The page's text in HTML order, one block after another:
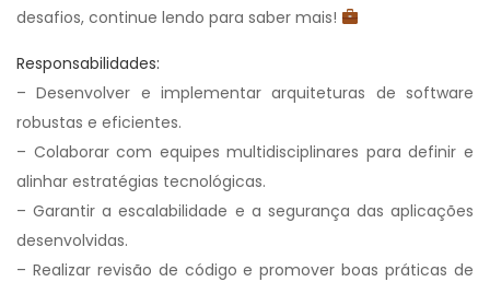
desafios, continue lendo para saber mais!
Responsabilidades:
– Desenvolver e implementar arquiteturas de software
robustas e eficientes.
– Colaborar com equipes multidisciplinares para definir e
alinhar estratégias tecnológicas.
– Garantir a escalabilidade e a segurança das aplicações
desenvolvidas.
– Realizar revisão de código e promover boas práticas de